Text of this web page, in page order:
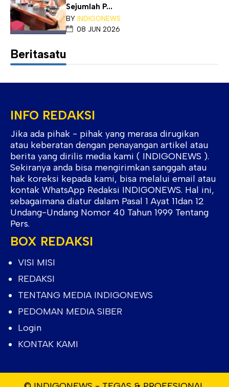
Sejumlah P...
BY INDIGONEWS
08 JUN 2026
Beritasatu
INFO REDAKSI
Jika ada pihak - pihak yang merasa dirugikan
atau keberatan dengan penayangan artikel atau
berita yang dirilis media kami ( INDIGONEWS ).
Sekiranya anda bisa mengirimkan sanggah atau
hak koreksi kepada kami, bisa melalui email atau
kontak WhatsApp Redaksi INDIGONEWS. Hal ini,
sebagaimana diatur dalam Pasal 1 Ayat 11dan 12
Undang-Undang Nomor 40 Tahun 1999 Tentang
Pers.
BOX REDAKSI
VISI MISI
REDAKSI
TENTANG MEDIA INDIGONEWS
PEDOMAN MEDIA SIBER
Login
KONTAK KAMI